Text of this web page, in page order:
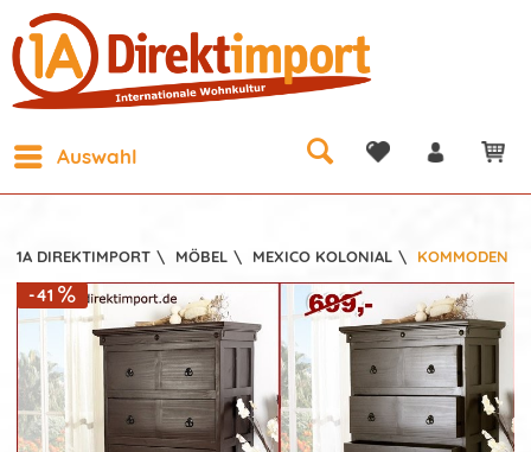
Auswahl
1A DIREKTIMPORT \ MÖBEL \ MEXICO KOLONIAL \ KOMMODEN
-41